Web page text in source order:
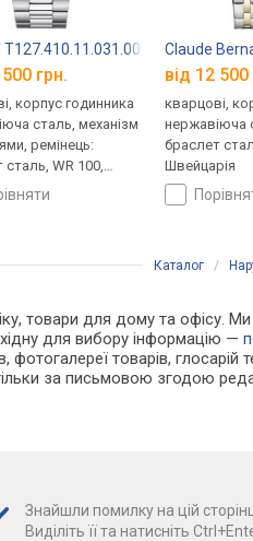
T127.410.11.031.00
грн.
корпус годинника
сталь, механізм
ремінець:
сталь, WR 100,
Claude
від 12 500
кварцові,
нержавіюча
браслет
Швейцарія
Каталог /
товари для дому та офісу.
для вибору інформацію —
фотогалереї товарів, глосарій
за письмовою згодою
Знайшли помилку на цій
Виділіть її та натисніть